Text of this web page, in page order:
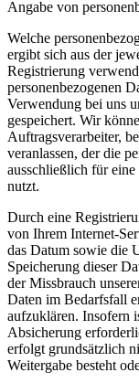
Angabe von
Welche
ergibt sich aus der
Registrierung
personenbezogenen
Verwendung bei uns
gespeichert. Wir
Auftragsverarbeiter,
veranlassen, der die
ausschließlich für
nutzt.
Durch eine
von Ihrem Internet-
das Datum sowie die
Speicherung dieser
der Missbrauch
Daten im Bedarfsfall
aufzuklären. Insofern
Absicherung
erfolgt grundsätzlich
Weitergabe besteht